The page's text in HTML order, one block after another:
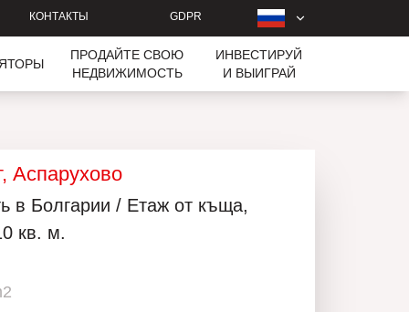
КОНТАКТЫ GDPR
ПРОДАЙТЕ СВОЮ
НЕДВИЖИМОСТЬ
ИНВЕСТИРУЙ
И ВЫИГРАЙ
Аспарухово
в Болгарии / Етаж от къща,
кв. м.